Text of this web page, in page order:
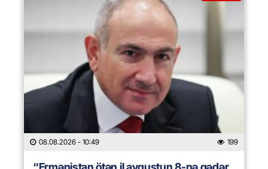
08.08.2026 - 10:49 199